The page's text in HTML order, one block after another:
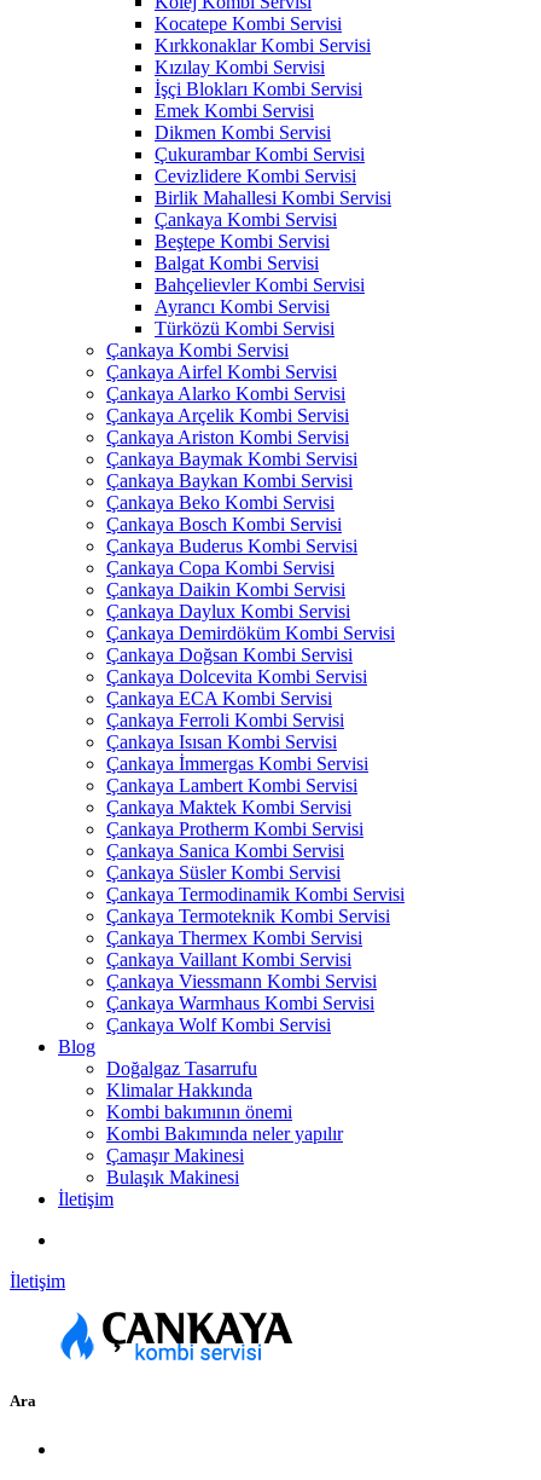
Kocatepe Kombi Servisi
Kırkkonaklar Kombi Servisi
Kızılay Kombi Servisi
İşçi Blokları Kombi Servisi
Emek Kombi Servisi
Dikmen Kombi Servisi
Çukurambar Kombi Servisi
Cevizlidere Kombi Servisi
Birlik Mahallesi Kombi Servisi
Çankaya Kombi Servisi
Beştepe Kombi Servisi
Balgat Kombi Servisi
Bahçelievler Kombi Servisi
Ayrancı Kombi Servisi
Türközü Kombi Servisi
Çankaya Kombi Servisi
Çankaya Airfel Kombi Servisi
Çankaya Alarko Kombi Servisi
Çankaya Arçelik Kombi Servisi
Çankaya Ariston Kombi Servisi
Çankaya Baymak Kombi Servisi
Çankaya Baykan Kombi Servisi
Çankaya Beko Kombi Servisi
Çankaya Bosch Kombi Servisi
Çankaya Buderus Kombi Servisi
Çankaya Copa Kombi Servisi
Çankaya Daikin Kombi Servisi
Çankaya Daylux Kombi Servisi
Çankaya Demirdöküm Kombi Servisi
Çankaya Doğsan Kombi Servisi
Çankaya Dolcevita Kombi Servisi
Çankaya ECA Kombi Servisi
Çankaya Ferroli Kombi Servisi
Çankaya Isısan Kombi Servisi
Çankaya İmmergas Kombi Servisi
Çankaya Lambert Kombi Servisi
Çankaya Maktek Kombi Servisi
Çankaya Protherm Kombi Servisi
Çankaya Sanica Kombi Servisi
Çankaya Süsler Kombi Servisi
Çankaya Termodinamik Kombi Servisi
Çankaya Termoteknik Kombi Servisi
Çankaya Thermex Kombi Servisi
Çankaya Vaillant Kombi Servisi
Çankaya Viessmann Kombi Servisi
Çankaya Warmhaus Kombi Servisi
Çankaya Wolf Kombi Servisi
Blog
Doğalgaz Tasarrufu
Klimalar Hakkında
Kombi bakımının önemi
Kombi Bakımında neler yapılır
Çamaşır Makinesi
Bulaşık Makinesi
İletişim
İletişim
Ara